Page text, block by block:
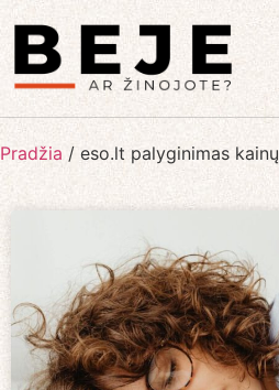
Pradžia / eso.lt palyginimas kainų